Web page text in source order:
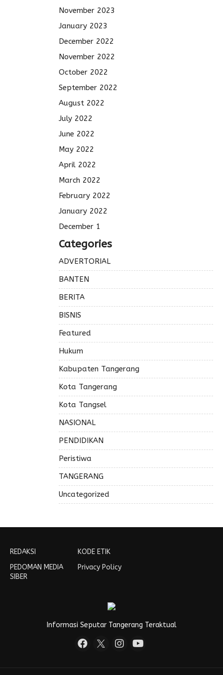
November 2023
January 2023
December 2022
November 2022
October 2022
September 2022
August 2022
July 2022
June 2022
May 2022
April 2022
March 2022
February 2022
January 2022
December 1
Categories
ADVERTORIAL
BANTEN
BERITA
BISNIS
Featured
Hukum
Kabupaten Tangerang
Kota Tangerang
Kota Tangsel
NASIONAL
PENDIDIKAN
Peristiwa
TANGERANG
Uncategorized
REDAKSI
PEDOMAN MEDIA
SIBER
KODE ETIK
Privacy Policy
Informasi Seputar Tangerang Teraktual